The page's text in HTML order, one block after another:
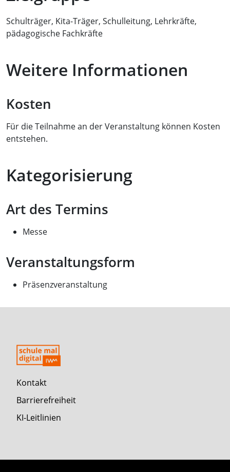
Schulträger, Kita-Träger, Schulleitung, Lehrkräfte,
pädagogische Fachkräfte
Weitere Informationen
Kosten
Für die Teilnahme an der Veranstaltung können Kosten
entstehen.
Kategorisierung
Art des Termins
Messe
Veranstaltungsform
Präsenzveranstaltung
Kontakt
Barrierefreiheit
KI-Leitlinien